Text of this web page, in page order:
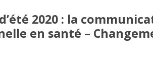
2020 : la
en santé –